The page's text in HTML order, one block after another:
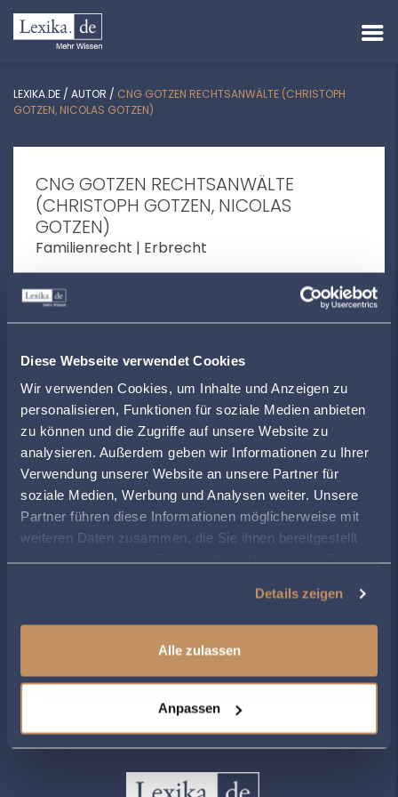
Diese Webseite verwendet Cookies
Wir verwenden Cookies, um Inhalte und Anzeigen zu
personalisieren, Funktionen für soziale Medien anbieten
zu können und die Zugriffe auf unsere Website zu
analysieren. Außerdem geben wir Informationen zu Ihrer
Verwendung unserer Website an unsere Partner für
soziale Medien, Werbung und Analysen weiter. Unsere
Partner führen diese Informationen möglicherweise mit
weiteren Daten zusammen, die Sie ihnen bereitgestellt
haben oder die sie im Rahmen Ihrer Nutzung der Dienste
Details zeigen
Alle zulassen
Anpassen
LEXIKA.DE / AUTOR / CNG GOTZEN RECHTSANWÄLTE (CHRISTOPH
GOTZEN, NICOLAS GOTZEN)
CNG GOTZEN RECHTSANWÄLTE
(CHRISTOPH GOTZEN, NICOLAS
GOTZEN)
Familienrecht | Erbrecht
Gymnasiumstr. 1 | 66740 Saarlouis
kanzlei@cng-gotzen.de
www.cng-gotzen.de
ÖFFNUNGSZEITEN
Montag 09:00 - 12:00, 15:00 - 17:00
Dienstag
09:00 - 12:00, 15:00 - 17:00
Mittwoch
09:00 - 12:00, 15:00 - 17:00
Donnerstag
09:00 - 12:00, 15:00 - 17:00
ZUR ÜBERSICHT